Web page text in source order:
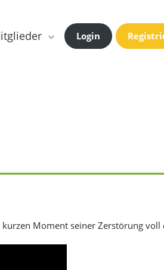
Login
Moment seiner Zerstörung voll